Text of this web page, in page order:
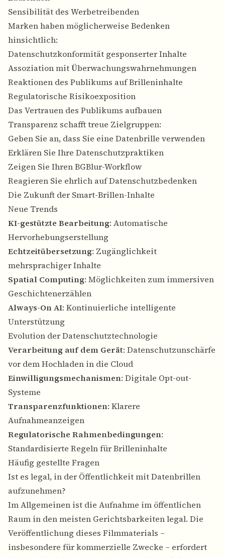
Sensibilität des Werbetreibenden
Marken haben möglicherweise Bedenken
hinsichtlich:
Datenschutzkonformität gesponserter Inhalte
Assoziation mit Überwachungswahrnehmungen
Reaktionen des Publikums auf Brilleninhalte
Regulatorische Risikoexposition
Das Vertrauen des Publikums aufbauen
Transparenz schafft treue Zielgruppen:
Geben Sie an, dass Sie eine Datenbrille verwenden
Erklären Sie Ihre Datenschutzpraktiken
Zeigen Sie Ihren BGBlur-Workflow
Reagieren Sie ehrlich auf Datenschutzbedenken
Die Zukunft der Smart-Brillen-Inhalte
Neue Trends
KI-gestützte Bearbeitung: Automatische
Hervorhebungserstellung
Echtzeitübersetzung: Zugänglichkeit
mehrsprachiger Inhalte
Spatial Computing: Möglichkeiten zum immersiven
Geschichtenerzählen
Always-On AI: Kontinuierliche intelligente
Unterstützung
Evolution der Datenschutztechnologie
Verarbeitung auf dem Gerät: Datenschutzunschärfe
vor dem Hochladen in die Cloud
Einwilligungsmechanismen: Digitale Opt-out-
Systeme
Transparenzfunktionen: Klarere
Aufnahmeanzeigen
Regulatorische Rahmenbedingungen:
Standardisierte Regeln für Brilleninhalte
Häufig gestellte Fragen
Ist es legal, in der Öffentlichkeit mit Datenbrillen
aufzunehmen?
Im Allgemeinen ist die Aufnahme im öffentlichen
Raum in den meisten Gerichtsbarkeiten legal. Die
Veröffentlichung dieses Filmmaterials –
insbesondere für kommerzielle Zwecke – erfordert